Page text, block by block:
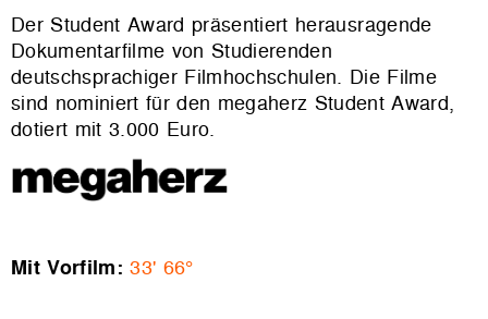
Der Student Award präsentiert herausragende
Dokumentarfilme von Studierenden
deutschsprachiger Filmhochschulen. Die Filme
sind nominiert für den megaherz Student Award,
dotiert mit 3.000 Euro.
Mit Vorfilm: 33' 66°